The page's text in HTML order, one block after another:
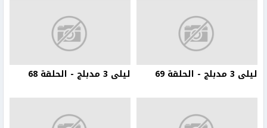
ليلى 3 مدبلج - الحلقة 69 ليلى 3 مدبلج - الحلقة 68